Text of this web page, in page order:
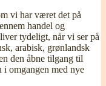
vi har været det på
handel og
tydeligt, når vi ser på
arabisk, grønlandsk
den åbne tilgang til
omgangen med nye